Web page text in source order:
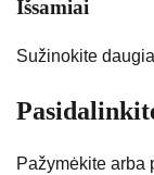
Išsamiai
Sužinokite
Pažymėkite arba